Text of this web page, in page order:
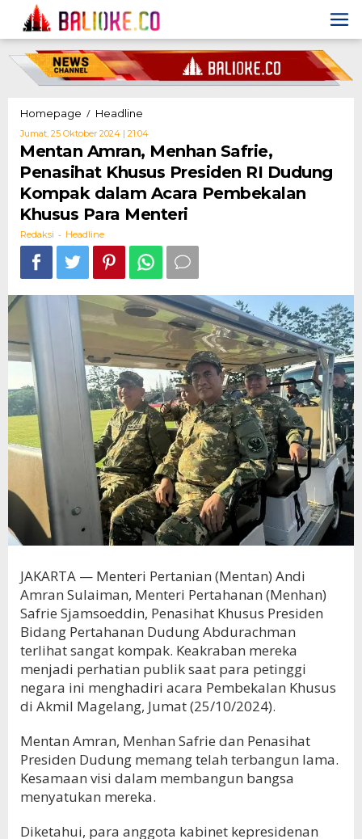
content
Homepage / Headline
Amran,
Menhan
Safrie,
Penasihat
Khusus
Presiden
RI
Kompak
dalam
Acara
Khusus
Para
Menteri
Jumat, 25 Oktober 2024 | 21:04Oleh
Redaksi
Mentan Amran, Menhan Safrie,
Penasihat Khusus Presiden RI Dudung
Kompak dalam Acara Pembekalan
Khusus Para Menteri
Redaksi - Headline
JAKARTA — Menteri Pertanian (Mentan) Andi
Amran Sulaiman, Menteri Pertahanan (Menhan)
Safrie Sjamsoeddin, Penasihat Khusus Presiden
Bidang Pertahanan Dudung Abdurachman
terlihat sangat kompak. Keakraban mereka
menjadi perhatian publik saat para petinggi
negara ini menghadiri acara Pembekalan Khusus
di Akmil Magelang, Jumat (25/10/2024).
Mentan Amran, Menhan Safrie dan Penasihat
Presiden Dudung memang telah terbangun lama.
Kesamaan visi dalam membangun bangsa
menyatukan mereka.
Diketahui, para anggota kabinet kepresidenan